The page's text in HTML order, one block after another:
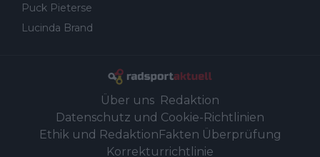
Puck Pieterse
Lucinda Brand
Über uns Redaktion
Datenschutz und Cookie-Richtlinien
Ethik und Redaktion Fakten Überprüfung
Korrekturrichtlinie